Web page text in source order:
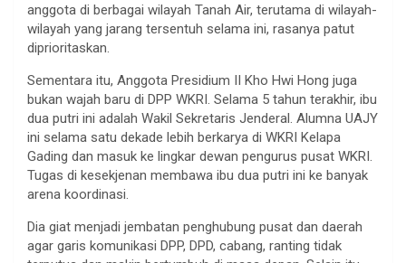
anggota di berbagai wilayah Tanah Air, terutama di wilayah-
wilayah yang jarang tersentuh selama ini, rasanya patut
diprioritaskan.
Sementara itu, Anggota Presidium II Kho Hwi Hong juga
bukan wajah baru di DPP WKRI. Selama 5 tahun terakhir, ibu
dua putri ini adalah Wakil Sekretaris Jenderal. Alumna UAJY
ini selama satu dekade lebih berkarya di WKRI Kelapa
Gading dan masuk ke lingkar dewan pengurus pusat WKRI.
Tugas di kesekjenan membawa ibu dua putri ini ke banyak
arena koordinasi.
Dia giat menjadi jembatan penghubung pusat dan daerah
agar garis komunikasi DPP, DPD, cabang, ranting tidak